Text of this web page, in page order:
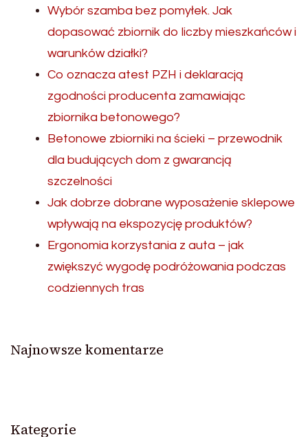
Wybór szamba bez pomyłek. Jak
dopasować zbiornik do liczby mieszkańców i
warunków działki?
Co oznacza atest PZH i deklaracją
zgodności producenta zamawiając
zbiornika betonowego?
Betonowe zbiorniki na ścieki – przewodnik
dla budujących dom z gwarancją
szczelności
Jak dobrze dobrane wyposażenie sklepowe
wpływają na ekspozycję produktów?
Ergonomia korzystania z auta – jak
zwiększyć wygodę podróżowania podczas
codziennych tras
Najnowsze komentarze
Kategorie